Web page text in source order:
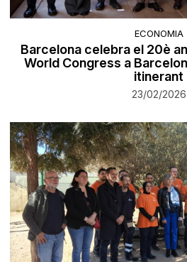
ECONOMIA
Barcelona celebra el 20è
World Congress a
itinerant
23/02/2026